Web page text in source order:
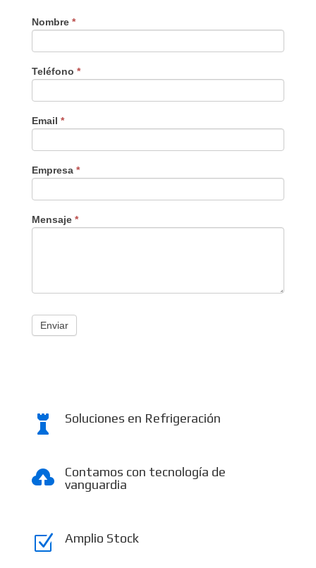
Nombre *
Teléfono *
Email *
Empresa *
Mensaje *
Enviar
 Soluciones en Refrigeración

Contamos con tecnología de
vanguardia
Z Amplio Stock